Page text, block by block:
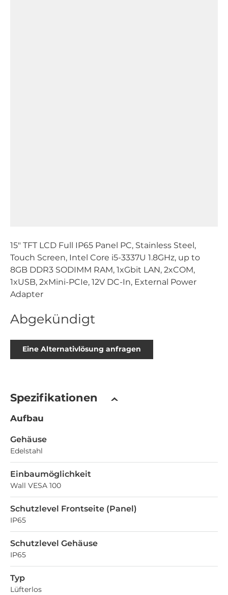
15" TFT LCD Full IP65 Panel PC, Stainless Steel,
Touch Screen, Intel Core i5-3337U 1.8GHz, up to
8GB DDR3 SODIMM RAM, 1xGbit LAN, 2xCOM,
1xUSB, 2xMini-PCIe, 12V DC-In, External Power
Adapter
Abgekündigt
Eine Alternativlösung anfragen
Spezifikationen
Aufbau
Gehäuse
Edelstahl
Einbaumöglichkeit
Wall VESA 100
Schutzlevel Frontseite (Panel)
IP65
Schutzlevel Gehäuse
IP65
Typ
Lüfterlos